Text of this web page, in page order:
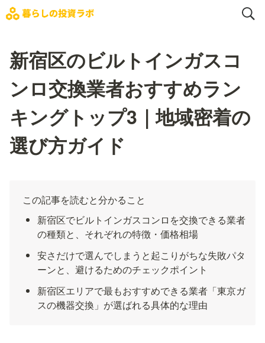
新宿区のビルトインガスコ
ンロ交換業者おすすめラン
キングトップ3｜地域密着の
選び方ガイド
この記事を読むと分かること
新宿区でビルトインガスコンロを交換できる業者
の種類と、それぞれの特徴・価格相場
安さだけで選んでしまうと起こりがちな失敗パタ
ーンと、避けるためのチェックポイント
新宿区エリアで最もおすすめできる業者「東京ガ
スの機器交換」が選ばれる具体的な理由